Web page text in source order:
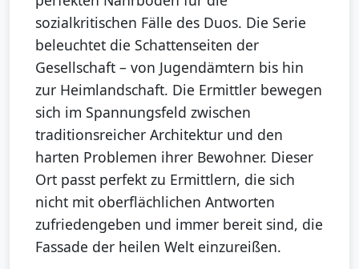
sozialkritischen Fälle des Duos. Die Serie
beleuchtet die Schattenseiten der
Gesellschaft – von Jugendämtern bis hin
zur Heimlandschaft. Die Ermittler bewegen
sich im Spannungsfeld zwischen
traditionsreicher Architektur und den
harten Problemen ihrer Bewohner. Dieser
Ort passt perfekt zu Ermittlern, die sich
nicht mit oberflächlichen Antworten
zufriedengeben und immer bereit sind, die
Fassade der heilen Welt einzureißen.